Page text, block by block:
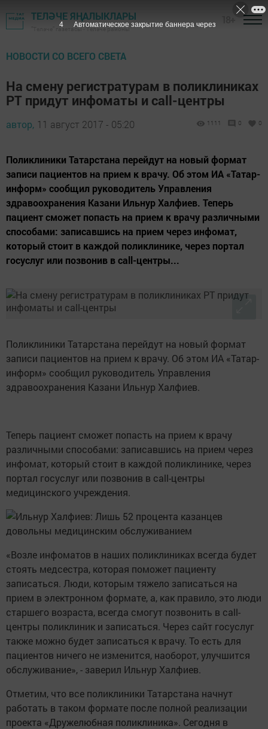
ТЕЛӘЧЕ ЯҢАЛЫКЛАРЫ
"Теләче" газетасы - Теләче районы
НОВОСТИ СО ВСЕГО СВЕТА
На смену регистратурам в поликлиниках
РТ придут инфоматы и call-центры
автор, 11 август 2017 - 05:20 1111 0 0
Поликлиники Татарстана перейдут на новый формат
записи пациентов на прием к врачу. Об этом ИА «Татар-
информ» сообщил руководитель Управления
здравоохранения Казани Ильнур Халфиев. Теперь
пациент сможет попасть на прием к врачу различными
способами: записавшись на прием через инфомат,
который стоит в каждой поликлинике, через портал
госуслуг или позвонив в call-центры...
Поликлиники Татарстана перейдут на новый формат
записи пациентов на прием к врачу. Об этом ИА «Татар-
информ» сообщил руководитель Управления
здравоохранения Казани Ильнур Халфиев.
Теперь пациент сможет попасть на прием к врачу
различными способами: записавшись на прием через
инфомат, который стоит в каждой поликлинике, через
портал госуслуг или позвонив в call-центры
медицинского учреждения.
«Возле инфоматов в наших поликлиниках всегда будет
стоять медсестра, которая поможет пациенту
записаться. Люди, которым тяжело записаться на
прием в электронном формате, а, как правило, это люди
старшего возраста, всегда смогут позвонить в call-
центры поликлиник и записаться. Через сайт госуслуг
также можно будет записаться к врачу. То есть для
пациентов ничего не изменится, наоборот, улучшится
обслуживание», - заверил Ильнур Халфиев.
Отметим, что все поликлиники Татарстана начнут
работать в таком формате после полной реализации
проекта «Дружелюбная поликлиника». Сегодня в
3 Автоматическое закрытие баннера через